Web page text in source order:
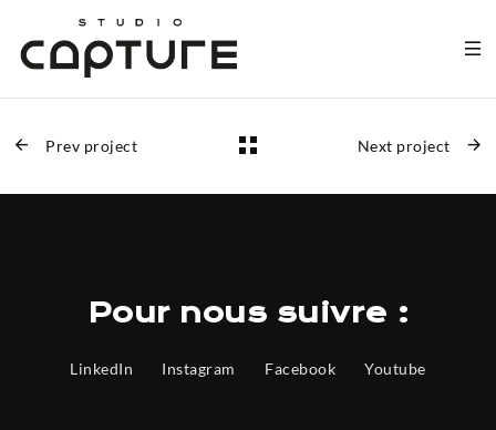
Prev project Next project
Pour nous suivre :
LinkedIn Instagram Facebook Youtube